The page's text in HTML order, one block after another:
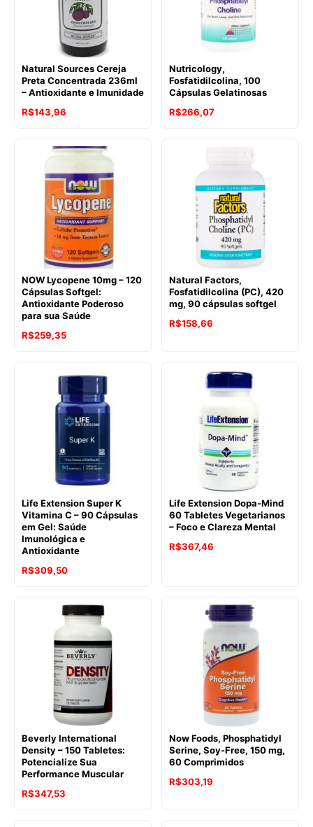
Natural Sources Cereja
Preta Concentrada 236ml
– Antioxidante e Imunidade
R$143,96
Nutricology,
Fosfatidilcolina, 100
Cápsulas Gelatinosas
R$266,07
NOW Lycopene 10mg – 120
Cápsulas Softgel:
Antioxidante Poderoso
para sua Saúde
O
R$356,90.
R$259,35O
é:
R$259,35.
Natural Factors,
Fosfatidilcolina (PC), 420
mg, 90 cápsulas softgel
R$158,66
Life Extension Super K
Vitamina C – 90 Cápsulas
em Gel: Saúde
Imunológica e
Antioxidante
R$309,50
Life Extension Dopa-Mind
60 Tabletes Vegetarianos
– Foco e Clareza Mental
R$367,46
Beverly International
Density – 150 Tabletes:
Potencialize Sua
Performance Muscular
R$347,53
Now Foods, Phosphatidyl
Serine, Soy-Free, 150 mg,
60 Comprimidos
R$303,19